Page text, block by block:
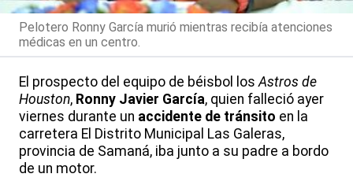
Pelotero Ronny García murió mientras recibía atenciones
médicas en un centro.
El prospecto del equipo de béisbol losAstros de
Houston, Ronny Javier García, quien falleció ayer
viernes durante un accidente de tránsito en la
carretera El Distrito Municipal Las Galeras,
provincia de Samaná, iba junto a su padre a bordo
de un motor.